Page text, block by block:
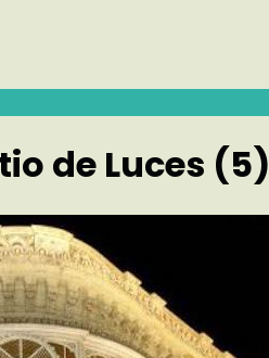
de Luces (5)